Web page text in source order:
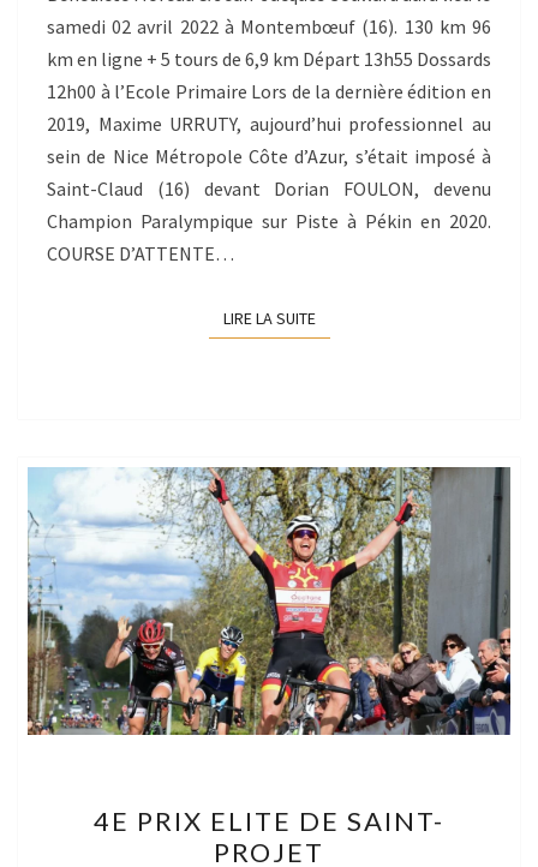
samedi 02 avril 2022 à Montembœuf (16). 130 km 96
km en ligne + 5 tours de 6,9 km Départ 13h55 Dossards
12h00 à l’Ecole Primaire Lors de la dernière édition en
2019, Maxime URRUTY, aujourd’hui professionnel au
sein de Nice Métropole Côte d’Azur, s’était imposé à
Saint-Claud (16) devant Dorian FOULON, devenu
Champion Paralympique sur Piste à Pékin en 2020.
COURSE D’ATTENTE…
LIRE LA SUITELIRE LA SUITE
PRIX
ELITE
4E PRIX ELITE DE SAINT-
PROJET